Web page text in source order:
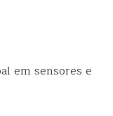
em sensores e